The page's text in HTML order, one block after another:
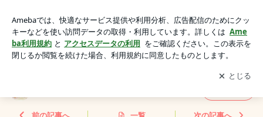
アプリをダウンロードして ブログの更新通知
を受け取りまし
ょう。
開く
前の記事へ 一覧 次の記事へ